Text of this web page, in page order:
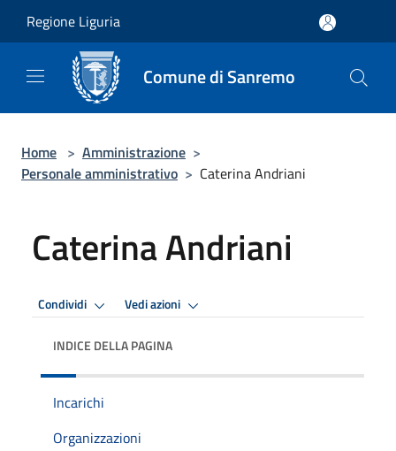
Regione Liguria
Comune di Sanremo
Home > Amministrazione >
Personale amministrativo > Caterina Andriani
Caterina Andriani
Condividi Vedi azioni
INDICE DELLA PAGINA
Incarichi
Organizzazioni